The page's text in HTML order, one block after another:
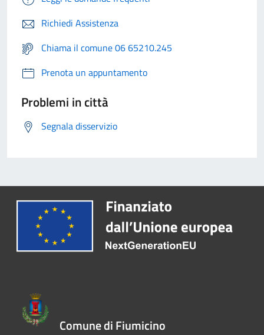
Richiedi Assistenza
Chiama il comune 06 65210.245
Prenota un appuntamento
Problemi in città
Segnala disservizio
Comune di Fiumicino